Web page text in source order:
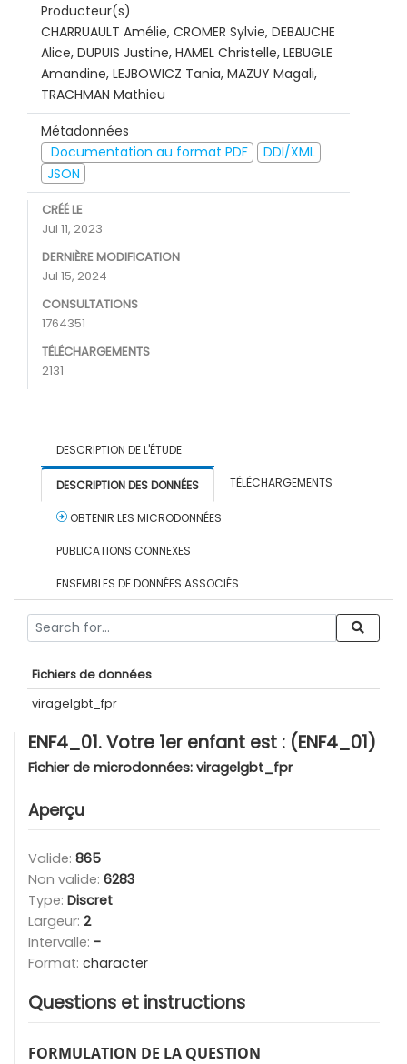
Producteur(s)
CHARRUAULT Amélie, CROMER Sylvie, DEBAUCHE
Alice, DUPUIS Justine, HAMEL Christelle, LEBUGLE
Amandine, LEJBOWICZ Tania, MAZUY Magali,
TRACHMAN Mathieu
Métadonnées
Documentation au format PDF
DDI/XML
JSON
CRÉÉ LE
Jul 11, 2023
DERNIÈRE MODIFICATION
Jul 15, 2024
CONSULTATIONS
1764351
TÉLÉCHARGEMENTS
2131
DESCRIPTION DE L'ÉTUDE
DESCRIPTION DES DONNÉES TÉLÉCHARGEMENTS
OBTENIR LES MICRODONNÉES
PUBLICATIONS CONNEXES
ENSEMBLES DE DONNÉES ASSOCIÉS
Fichiers de données
viragelgbt_fpr
ENF4_01. Votre 1er enfant est : (ENF4_01)
Fichier de microdonnées: viragelgbt_fpr
Aperçu
Valide: 865
Non valide: 6283
Type: Discret
Largeur: 2
Intervalle: -
Format: character
Questions et instructions
FORMULATION DE LA QUESTION